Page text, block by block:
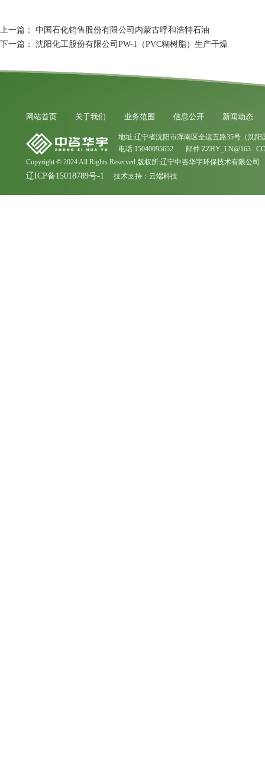
上一篇： 中国石化销售股份有限公司内蒙古呼和浩特石油
下一篇： 沈阳化工股份有限公司PW-1（PVC糊树脂）生产干燥
网站首页 关于我们 业务范围 信息公开 新闻动态
地址:辽宁省沈阳市浑南区全运五路35号（沈阳
电话:15040095652 邮件:ZZHY_LN@163 .
Copyright © 2024 All Rights Reserved.版权所:辽宁中咨华宇环保技术有限公司
辽ICP备15018789号-1 技术支持： 云端科技